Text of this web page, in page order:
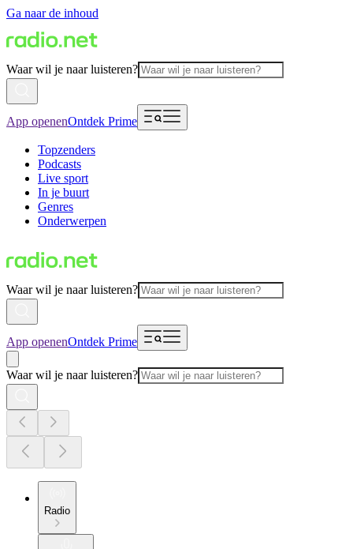
Ga naar de inhoud
Waar wil je naar luisteren?
App openenOntdek Prime
Topzenders
Podcasts
Live sport
In je buurt
Genres
Onderwerpen
Waar wil je naar luisteren?
App openenOntdek Prime
Waar wil je naar luisteren?
Radio